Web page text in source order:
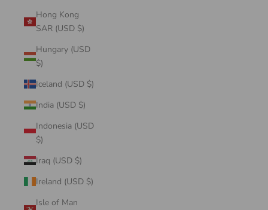
Hong Kong
SAR (USD $)
Hungary (USD
$)
Iceland (USD $)
India (USD $)
Indonesia (USD
$)
Iraq (USD $)
Ireland (USD $)
Isle of Man